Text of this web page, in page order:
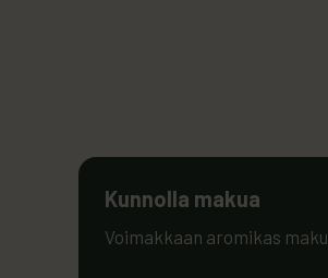
Kunnolla makua
Voimakkaan aromikas maku.